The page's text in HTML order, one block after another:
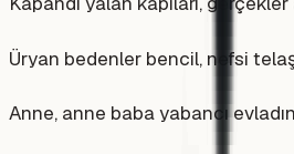
Üryan bedenler bencil, nefsi
Anne, anne baba yabancı